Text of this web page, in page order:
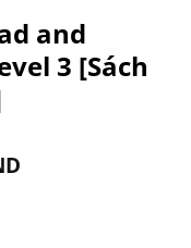
and
3 [Sách
Giá